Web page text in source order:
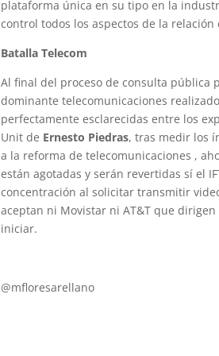
plataforma única en su tipo en la
control todos los aspectos de la
Batalla Telecom
Al final del proceso de consulta pública
dominante telecomunicaciones
perfectamente esclarecidas entre los
Unit de Ernesto Piedras, tras medir los
a la reforma de telecomunicaciones ,
están agotadas y serán revertidas sí el
concentración al solicitar transmitir
aceptan ni Movistar ni AT&T que
iniciar.
@mfloresarellano